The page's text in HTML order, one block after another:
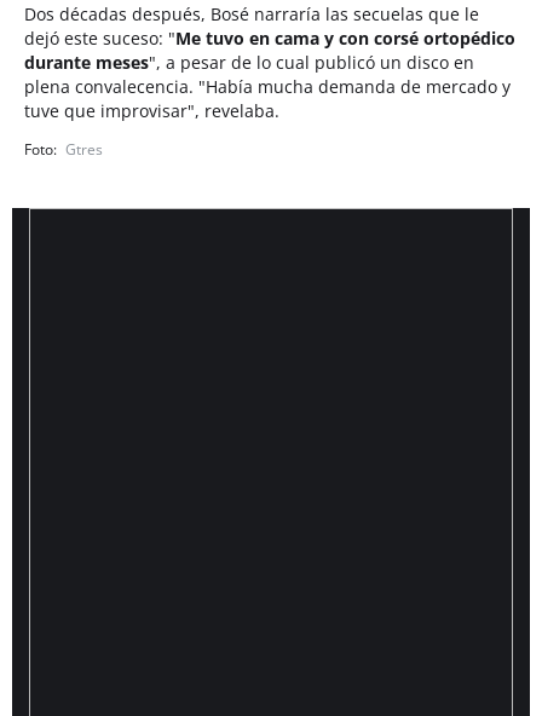
Dos décadas después, Bosé narraría las secuelas que le
dejó este suceso: "Me tuvo en cama y con corsé ortopédico
durante meses", a pesar de lo cual publicó un disco en
plena convalecencia. "Había mucha demanda de mercado y
tuve que improvisar", revelaba.
Gtres